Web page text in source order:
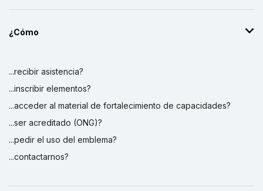
¿Cómo
...recibir asistencia?
...inscribir elementos?
...acceder al material de fortalecimiento de capacidades?
...ser acreditado (ONG)?
...pedir el uso del emblema?
...contactarnos?